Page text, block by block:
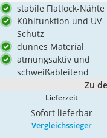
stabile Flatlock-Nähte
Kühlfunktion und UV-
Schutz
dünnes Material
atmungsaktiv und
schweißableitend
Zu
Lieferzeit
Sofort lieferbar
Vergleichssieger